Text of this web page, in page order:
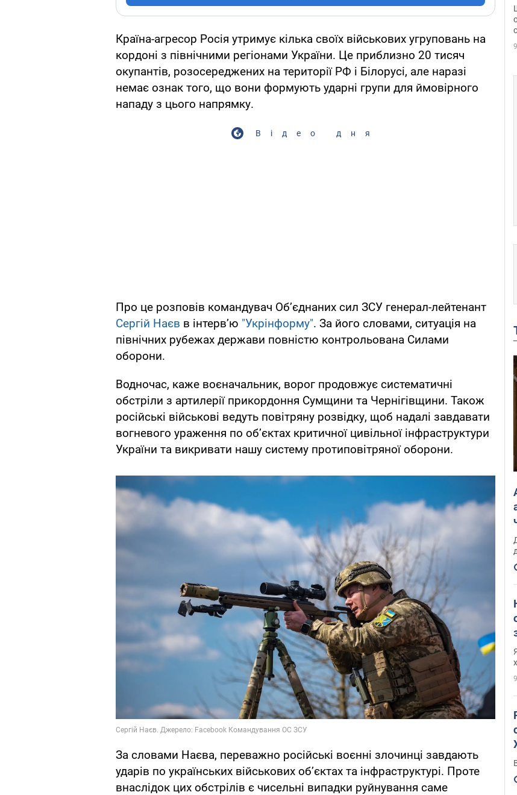
Країна-агресор Росія утримує кілька своїх військових угруповань на
кордоні з північними регіонами України. Це приблизно 20 тисяч
окупантів, розосереджених на території РФ і Білорусі, але наразі
немає ознак того, що вони формують ударні групи для ймовірного
нападу з цього напрямку.
Відео дня
Про це розповів командувач Об’єднаних сил ЗСУ генерал-лейтенант
Сергій Наєв в інтерв’ю "Укрінформу". За його словами, ситуація на
північних рубежах держави повністю контрольована Силами
оборони.
Водночас, каже воєначальник, ворог продовжує систематичні
обстріли з артилерії прикордоння Сумщини та Чернігівщини. Також
російські військові ведуть повітряну розвідку, щоб надалі завдавати
вогневого ураження по об’єктах критичної цивільної інфраструктури
України та викривати нашу систему протиповітряної оборони.
За словами Наєва, переважно російські воєнні злочинці завдають
ударів по українських військових об’єктах та інфраструктурі. Проте
внаслідок цих обстрілів є чисельні випадки руйнування саме